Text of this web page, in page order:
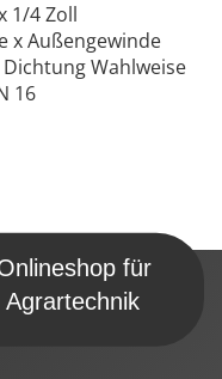
1/4 Zoll
x Außengewinde
Wahlweise
16
für